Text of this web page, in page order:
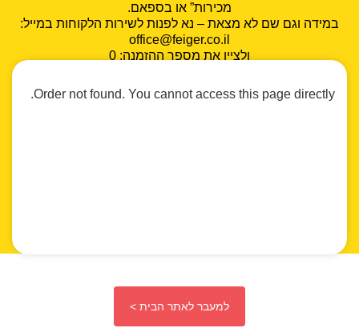
מכירות” או בספאם.
במידה וגם שם לא מצאת – נא לפנות לשירות הלקוחות במייל:
office@feiger.co.il
ולציין את מספר ההזמנה: 0
Order not found. You cannot access this page directly.
למעבר לאתר הבית >